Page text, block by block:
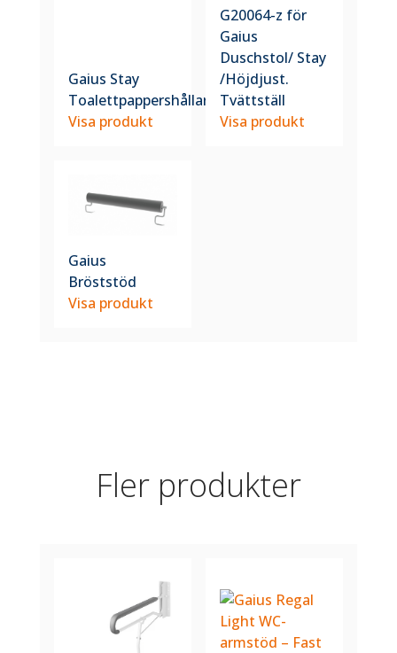
Gaius Stay
Toalettpappershållare
Visa produkt
G20064-z för
Gaius
Duschstol/ Stay
/Höjdjust.
Tvättställ
Visa produkt
Gaius
Bröststöd
Visa produkt
Fler produkter